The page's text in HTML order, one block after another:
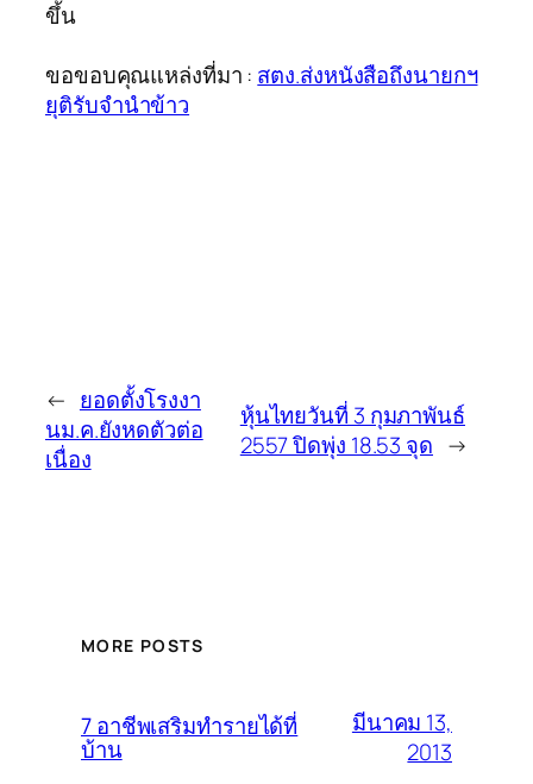
ขึ้น
ขอขอบคุณแหล่งที่มา : สตง.ส่งหนังสือถึงนายกฯ
ยุติรับจำนำข้าว
← ยอดตั้งโรงงา
นม.ค.ยังหดตัวต่อ
เนื่อง
หุ้นไทยวันที่ 3 กุมภาพันธ์
2557 ปิดพุ่ง 18.53 จุด →
MORE POSTS
7 อาชีพเสริมทำรายได้ที่
บ้าน
มีนาคม 13,
2013